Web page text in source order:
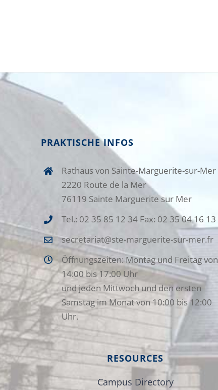
PRAKTISCHE INFOS
Rathaus von Sainte-Marguerite-sur-Mer
2220 Route de la Mer
76119 Sainte Marguerite sur Mer
Tel.: 02 35 85 12 34 Fax: 02 35 04 16 13
secretariat@ste-marguerite-sur-mer.fr
Öffnungszeiten: Montag und Freitag von
14:00 bis 17:00 Uhr
und jeden Mittwoch und den ersten
Samstag im Monat von 10:00 bis 12:00
Uhr.
RESOURCES
Campus Directory